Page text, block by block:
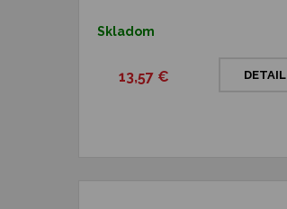
Skladom
13,57 € DETAIL